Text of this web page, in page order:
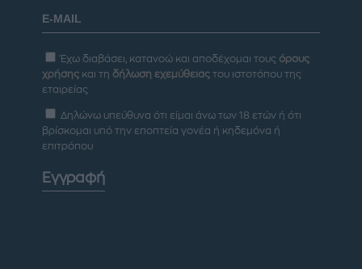
Έχω διαβάσει, κατανοώ και αποδέχομαι τους όρους
χρήσης και τη δήλωση εχεμύθειας του ιστοτόπου της
εταιρείας
Δηλώνω υπεύθυνα ότι είμαι άνω των 18 ετών ή ότι
βρίσκομαι υπό την εποπτεία γονέα ή κηδεμόνα ή
επιτρόπου
Εγγραφή